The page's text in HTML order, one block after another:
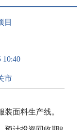
目
10:40
市
面料生产线。